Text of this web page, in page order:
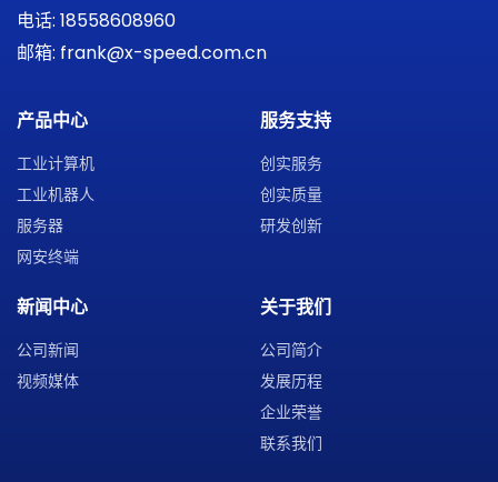
电话: 18558608960
邮箱: frank@x-speed.com.cn
产品中心
工业计算机
工业机器人
服务器
网安终端
服务支持
创实服务
创实质量
研发创新
新闻中心
公司新闻
视频媒体
关于我们
公司简介
发展历程
企业荣誉
联系我们